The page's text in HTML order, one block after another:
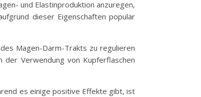
und Elastinproduktion anzuregen,
dieser Eigenschaften populär
Magen-Darm-Trakts zu regulieren
der Verwendung von Kupferflaschen
es einige positive Effekte gibt, ist